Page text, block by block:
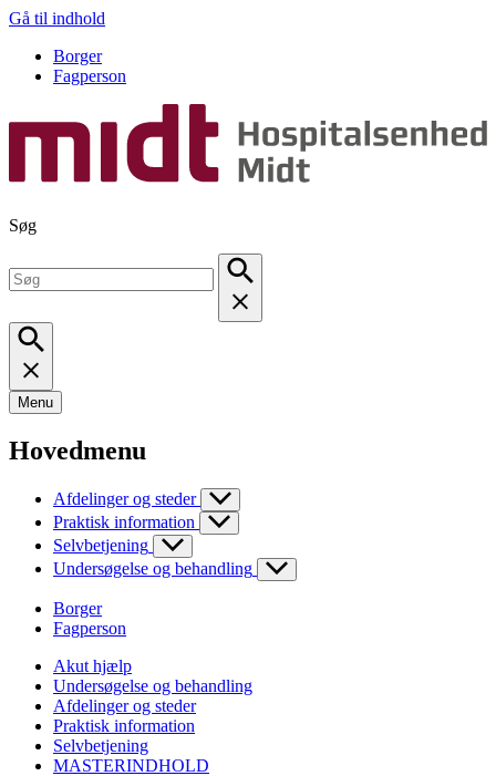
Gå til indhold
Borger
Fagperson
Søg
Menu
Hovedmenu
Afdelinger og steder
Praktisk information
Selvbetjening
Undersøgelse og behandling
Borger
Fagperson
Akut hjælp
Undersøgelse og behandling
Afdelinger og steder
Praktisk information
Selvbetjening
MASTERINDHOLD